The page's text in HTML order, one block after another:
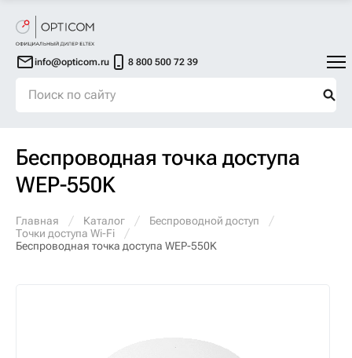
info@opticom.ru 8 800 500 72 39
Беспроводная точка доступа
WEP-550K
Главная Каталог
Беспроводной доступ
Точки доступа Wi-Fi
Беспроводная точка доступа WEP-550K